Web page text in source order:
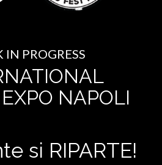
IN PROGRESS
NAPOLI
si RIPARTE!